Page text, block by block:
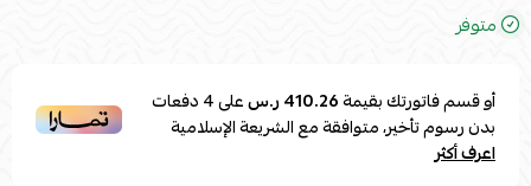
متوفر
أو قسم فاتورتك بقيمة410.26 ر.س على4دفعات
بدون رسوم تأخير، متوافقة مع الشريعة الإسلامية
اعرف أكثر